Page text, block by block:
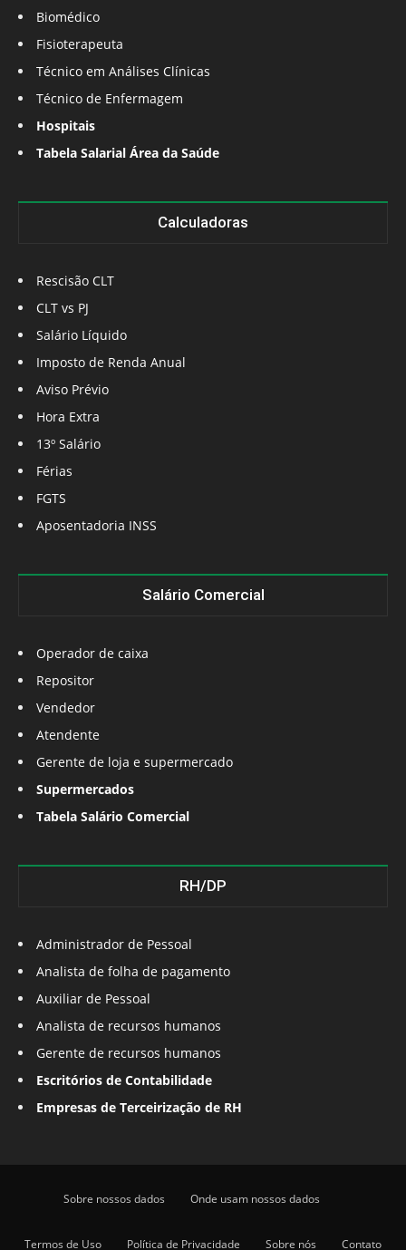
Biomédico
Fisioterapeuta
Técnico em Análises Clínicas
Técnico de Enfermagem
Hospitais
Tabela Salarial Área da Saúde
Calculadoras
Rescisão CLT
CLT vs PJ
Salário Líquido
Imposto de Renda Anual
Aviso Prévio
Hora Extra
13º Salário
Férias
FGTS
Aposentadoria INSS
Salário Comercial
Operador de caixa
Repositor
Vendedor
Atendente
Gerente de loja e supermercado
Supermercados
Tabela Salário Comercial
RH/DP
Administrador de Pessoal
Analista de folha de pagamento
Auxiliar de Pessoal
Analista de recursos humanos
Gerente de recursos humanos
Escritórios de Contabilidade
Empresas de Terceirização de RH
Sobre nossos dados Onde usam nossos dados
Termos de Uso Política de Privacidade Sobre nós Contato